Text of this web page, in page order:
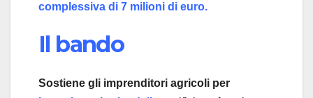
complessiva di 7 milioni di euro.
Il bando
Sostiene gli imprenditori agricoli per